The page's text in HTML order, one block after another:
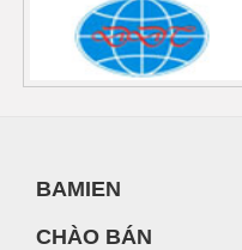
BAMIEN
CHÀO BÁN